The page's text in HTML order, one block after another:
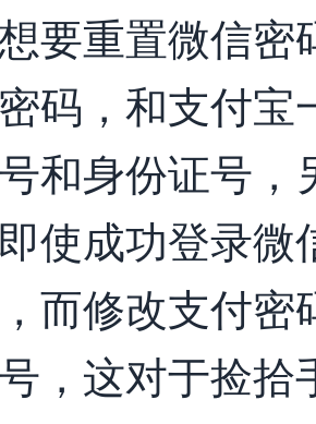
要重置微信
码，和支付
和身份证号，
成功登录微
而修改支付
，这对于捡